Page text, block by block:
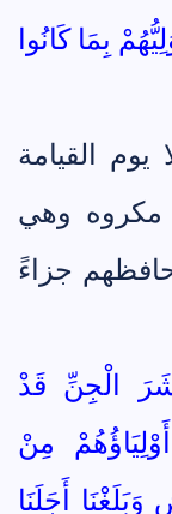
بِمَا كَانُوا
القيامة
مكروه وهي
جزاءً
الْجِنِّ قَدْ
مِنْ
أَجَلَنَا